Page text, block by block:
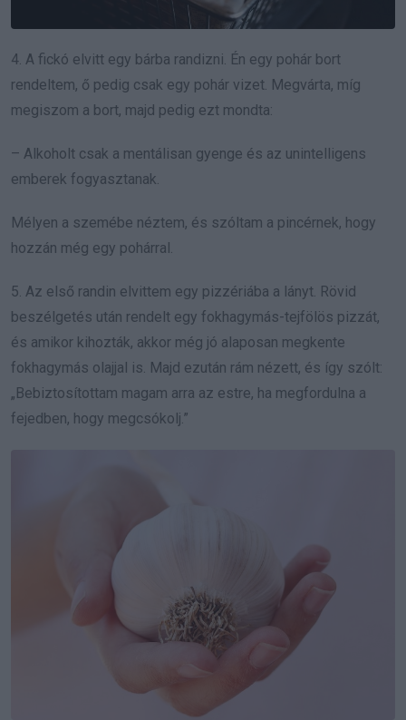
4. A fickó elvitt egy bárba randizni. Én egy pohár bort
rendeltem, ő pedig csak egy pohár vizet. Megvárta, míg
megiszom a bort, majd pedig ezt mondta:
– Alkoholt csak a mentálisan gyenge és az unintelligens
emberek fogyasztanak.
Mélyen a szemébe néztem, és szóltam a pincérnek, hogy
hozzán még egy pohárral.
5. Az első randin elvittem egy pizzériába a lányt. Rövid
beszélgetés után rendelt egy fokhagymás-tejfölös pizzát,
és amikor kihozták, akkor még jó alaposan megkente
fokhagymás olajjal is. Majd ezután rám nézett, és így szólt:
„Bebiztosítottam magam arra az estre, ha megfordulna a
fejedben, hogy megcsókolj.”